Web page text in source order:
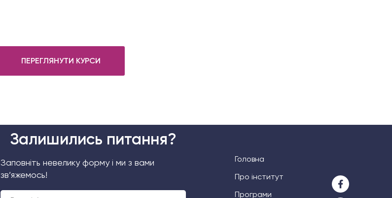
ПЕРЕГЛЯНУТИ КУРСИ
Залишились питання?
Заповніть невелику форму і ми з вами
зв’яжемось!
Головна
Про інститут
Програми